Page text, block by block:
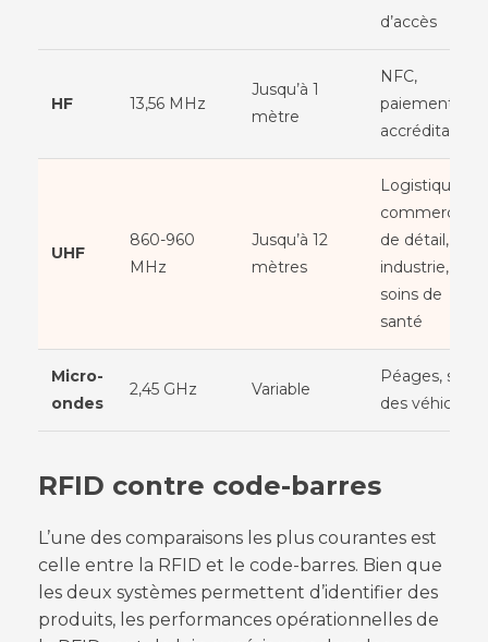
d’accès
HF 13,56 MHz
Jusqu’à 1
mètre
NFC,
paiements,
accréditations
UHF
860-960
MHz
Jusqu’à 12
mètres
Logistique,
commerce
de détail,
industrie,
soins de
santé
Micro-
ondes
2,45 GHz Variable
Péages, suivi
des véhicules
RFID contre code-barres
L’une des comparaisons les plus courantes est
celle entre la RFID et le code-barres. Bien que
les deux systèmes permettent d’identifier des
produits, les performances opérationnelles de